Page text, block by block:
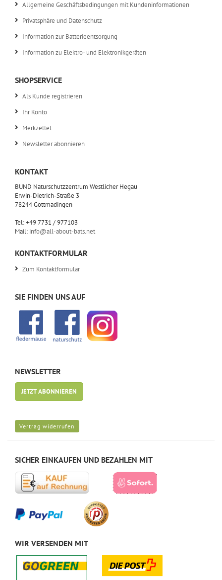
Allgemeine Geschäftsbedingungen mit Kundeninformationen
Privatsphäre und Datenschutz
Information zur Batterieentsorgung
Information zu Elektro- und Elektronikgeräten
SHOPSERVICE
Als Kunde registrieren
Ihr Konto
Merkzettel
Newsletter abonnieren
KONTAKT
BUND Naturschutzzentrum Westlicher Hegau
Erwin-Dietrich-Straße 3
78244 Gottmadingen
Tel: +49 7731 / 977103
Mail: info@all-about-bats.net
KONTAKTFORMULAR
Zum Kontaktformular
SIE FINDEN UNS AUF
NEWSLETTER
JETZT ABONNIEREN
Vertrag widerrufen
SICHER EINKAUFEN UND BEZAHLEN MIT
WIR VERSENDEN MIT